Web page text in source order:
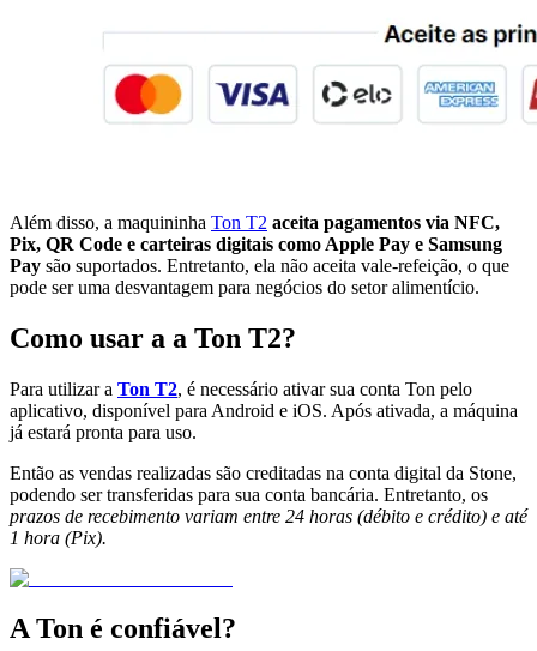
Além disso, a maquininha Ton T2 aceita pagamentos via NFC,
Pix, QR Code e carteiras digitais como Apple Pay e Samsung
Pay são suportados. Entretanto, ela não aceita vale-refeição, o que
pode ser uma desvantagem para negócios do setor alimentício.
Como usar a a Ton T2?
Para utilizar a Ton T2, é necessário ativar sua conta Ton pelo
aplicativo, disponível para Android e iOS. Após ativada, a máquina
já estará pronta para uso.
Então as vendas realizadas são creditadas na conta digital da Stone,
podendo ser transferidas para sua conta bancária. Entretanto, os
prazos de recebimento variam entre 24 horas (débito e crédito) e até
1 hora (Pix).
A Ton é confiável?